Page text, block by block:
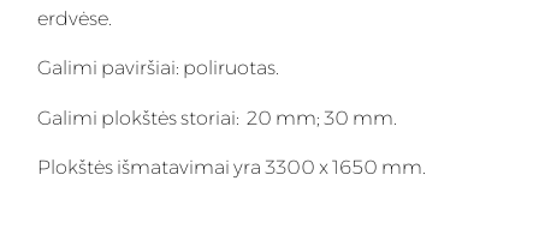
erdvėse.
Galimi paviršiai: poliruotas.
Galimi plokštės storiai: 20 mm; 30 mm.
Plokštės išmatavimai yra 3300 x 1650 mm.